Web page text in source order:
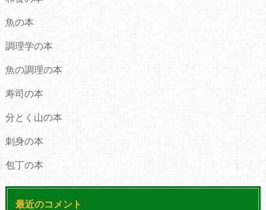
魚の本
調理学の本
魚の調理の本
寿司の本
分とく山の本
刺身の本
包丁の本
最近のコメント